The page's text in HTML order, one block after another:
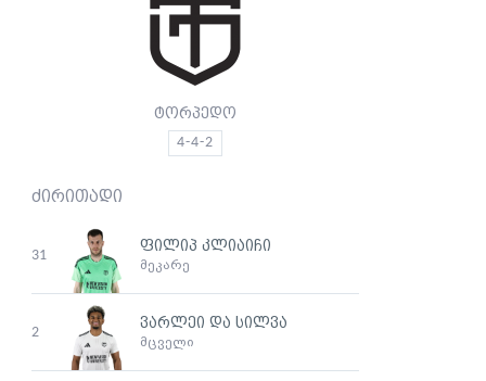
ტორპედო
4-4-2
ძირითადი
31
ფილიპ კლიაიჩი
მეკარე
2
ვარლეი და სილვა
მცველი